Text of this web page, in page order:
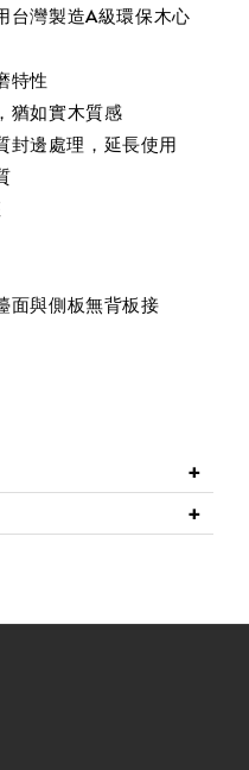
台灣製造A級環保木心
特性
猶如實木質感
封邊處理，延長使用
面與側板無背板接